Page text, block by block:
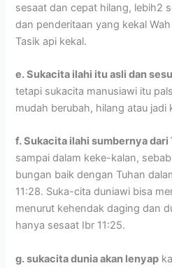
sesaat dan cepat hilang, lebih2
dan penderitaan yang kekal
Tasik api kekal.
e. Sukacita ilahi itu asli dan
tetapi sukacita manusiawi itu
mudah berubah, hilang atau jadi
f. Sukacita ilahi sumbernya dari
sampai dalam keke-kalan,
bungan baik dengan Tuhan
11:28. Suka-cita duniawi bisa
menurut kehendak daging dan
hanya sesaat Ibr 11:25.
g. sukacita dunia akan lenyap